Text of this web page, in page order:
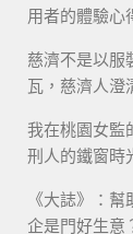
用者的體驗心
慈濟不是以服
瓦，慈濟人澄
我在桃園女監
刑人的鐵窗時
《大誌》：
企是門好生意